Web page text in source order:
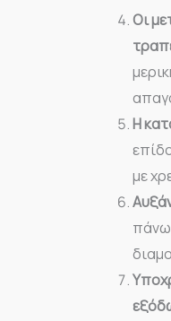
Οι
Η
με
πάνω